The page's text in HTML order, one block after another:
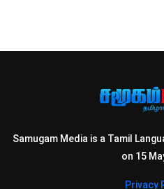
Samugam Media is a Tamil
on 15
Privacy